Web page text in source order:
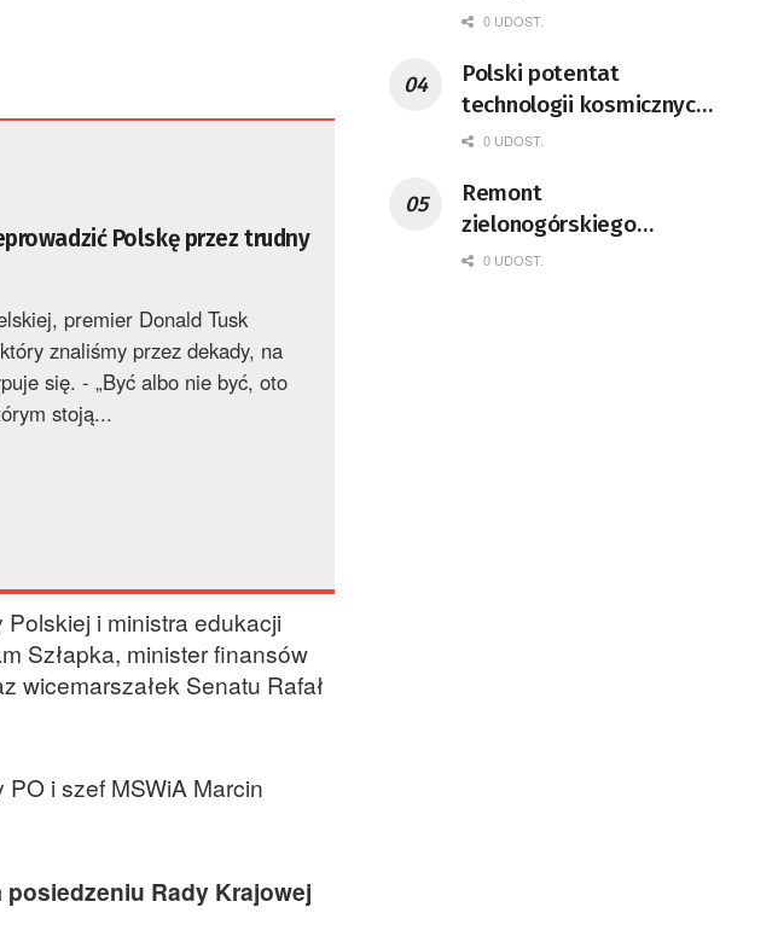
Polskę przez trudny
premier Donald Tusk
znaliśmy przez dekady, na
się. - „Być albo nie być, oto
stoją...
i ministra edukacji
Szłapka, minister finansów
wicemarszałek Senatu Rafał
i szef MSWiA Marcin
Rady Krajowej
0 UDOST.
Polski potentat
technologii kosmicznych
wprowadzi się do Zielonej
0 UDOST.
Remont
zielonogórskiego
deptaka zgodnie z
0 UDOST.